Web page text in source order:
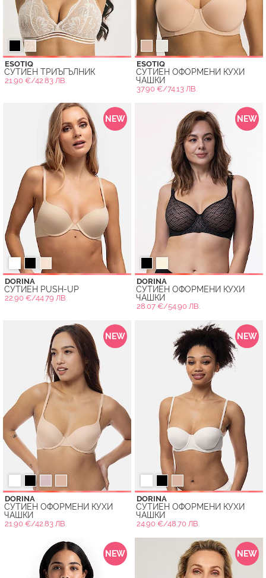
ESOTIQ
СУТИЕН ТРИЪГЪЛНИК
21.90 €/42.83 ЛВ.
ESOTIQ
СУТИЕН ОФОРМЕНИ КУХИ
ЧАШКИ
37.90 €/74.13 ЛВ.
NEW
DORINA
СУТИЕН PUSH-UP
22.90 €/44.79 ЛВ.
NEW
DORINA
СУТИЕН ОФОРМЕНИ КУХИ
ЧАШКИ
28.07 €/54.90 ЛВ.
NEW
DORINA
СУТИЕН ОФОРМЕНИ КУХИ
ЧАШКИ
21.90 €/42.83 ЛВ.
NEW
DORINA
СУТИЕН ОФОРМЕНИ КУХИ
ЧАШКИ
24.90 €/48.70 ЛВ.
NEW NEW